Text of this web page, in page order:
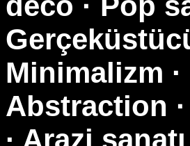
Minimalizm
Abstraction
· Arazi